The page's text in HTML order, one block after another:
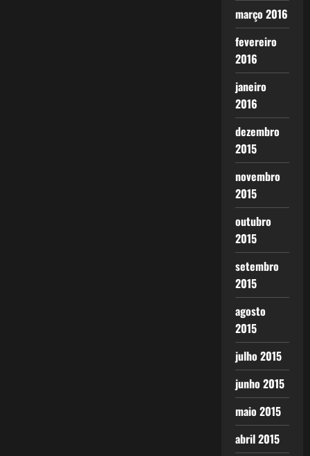
março 2016
fevereiro
2016
janeiro
2016
dezembro
2015
novembro
2015
outubro
2015
setembro
2015
agosto
2015
julho 2015
junho 2015
maio 2015
abril 2015